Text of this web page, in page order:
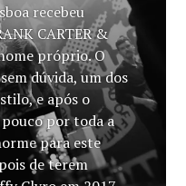
recebeu
CARTER &
próprio. O
dúvida, um dos
e após o
por toda a
para este
de terem